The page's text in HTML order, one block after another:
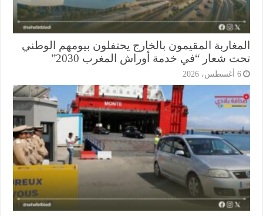
المقيمون بالخارج يحتفلون بيومهم الوطني
شعار “في خدمة أوراش المغرب 2030”